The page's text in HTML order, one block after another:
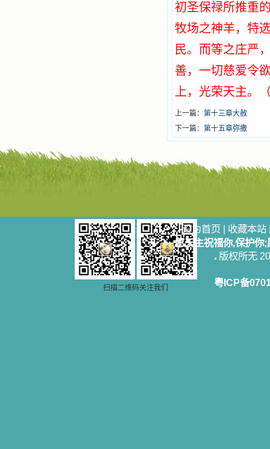
初圣保禄所推重
牧场之神羊，特
民。而等之庄严
善，一切慈爱令
上，光荣天主。
上一篇： 第十三章大赦
下一篇： 第十五章弥撒
扫描二维码关注我们
设为首页 | 收藏本站
愿天主祝福你,保护你
版权所无
粤ICP备